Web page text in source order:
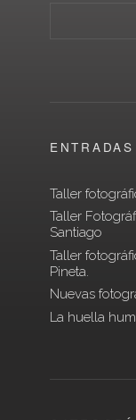
Taller
Taller
Santiago
Taller
Pineta.
Nuevas
La huella